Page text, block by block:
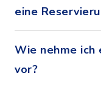
eine
Wie nehme ich
vor?